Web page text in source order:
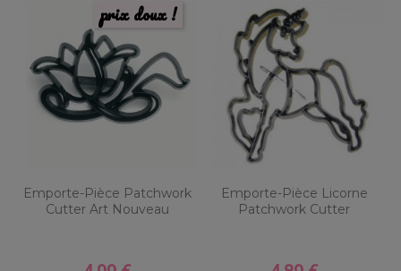
Emporte-Pièce Patchwork
Cutter Art Nouveau
prix doux !
Emporte-Pièce Licorne
Patchwork Cutter